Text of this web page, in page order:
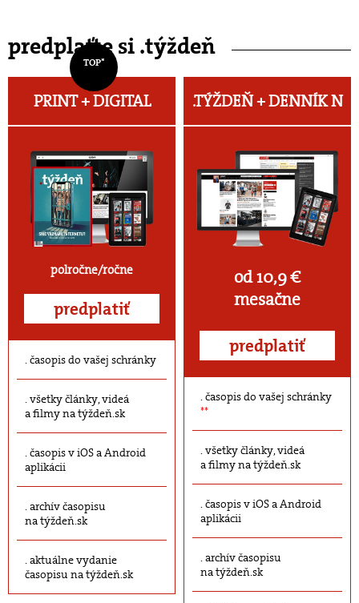
predplaťte si .týždeň
TOP*
PRINT + DIGITAL
polročne/ročne
predplatiť
časopis do vašej schránky
všetky články, videá
a filmy na týždeň.sk
časopis v iOS a Android
aplikácii
archív časopisu
na týždeň.sk
aktuálne vydanie
časopisu na týždeň.sk
.TÝŽDEŇ +DENNÍK N
od 10,9 €
mesačne
predplatiť
časopis do vašej schránky
**
všetky články, videá
a filmy na týždeň.sk
časopis v iOS a Android
aplikácii
archív časopisu
na týždeň.sk